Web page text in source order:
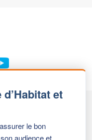
et
le bon
audience et